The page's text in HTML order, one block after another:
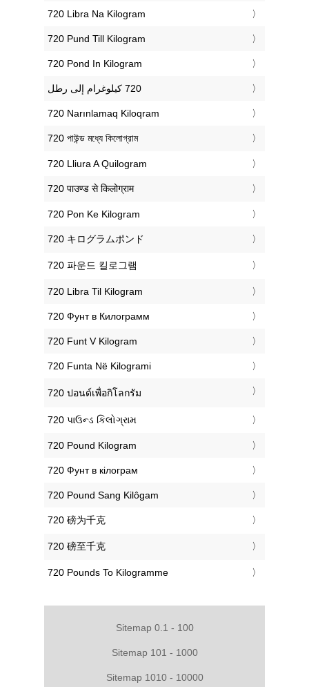
‎720 Libra Na Kilogram
‎720 Pund Till Kilogram
‎720 Pond In Kilogram
‎720 Narınlamaq Kiloqram
‎720 পাউন্ড মধ্যে কিলোগ্রাম
‎720 Lliura A Quilogram
‎720 पाउण्ड से किलोग्राम
‎720 Pon Ke Kilogram
‎720 キログラムポンド
‎720 파운드 킬로그램
‎720 Libra Til Kilogram
‎720 Фунт в Килограмм
‎720 Funt V Kilogram
‎720 Funta Në Kilogrami
‎720 ปอนด์เพื่อกิโลกรัม
‎720 પાઉન્ડ કિલોગ્રામ
‎720 Pound Kilogram
‎720 Фунт в кілограм
‎720 Pound Sang Kilôgam
‎720 磅为千克
‎720 磅至千克
‎720 Pounds To Kilogramme
Sitemap 0.1 - 100
Sitemap 101 - 1000
Sitemap 1010 - 10000